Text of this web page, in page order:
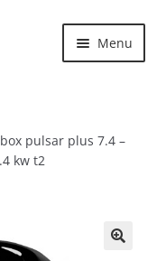
Menu
pulsar plus 7.4 –
kw t2